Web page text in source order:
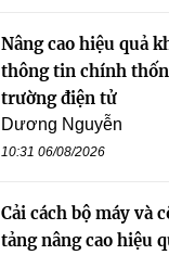
Nâng cao hiệu quả
thông tin chính
trường điện tử
Dương Nguyễn
10:31 06/08/2026
Cải cách bộ máy và
tảng nâng cao hiệu